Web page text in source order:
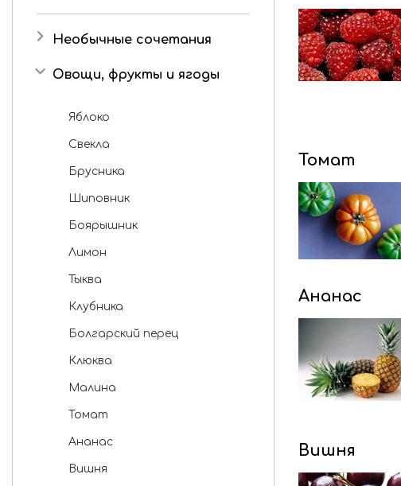
Необычные сочетания
Черный чай
Масло шиповника
Имбирь
Зеленый чай
Гибискус
Жасмин
Тыквенное семя
Кунжут
Масло пшеницы
Овощи, фрукты и ягоды
Яблоко
Свекла
Брусника
Шиповник
Боярышник
Лимон
Тыква
Клубника
Болгарский перец
Клюква
Малина
Томат
Ананас
Вишня
Томат
Ананас
Вишня